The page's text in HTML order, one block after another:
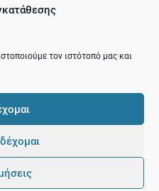
τον ιστότοπό μας και
Θεσσαλονίκης
byPointer